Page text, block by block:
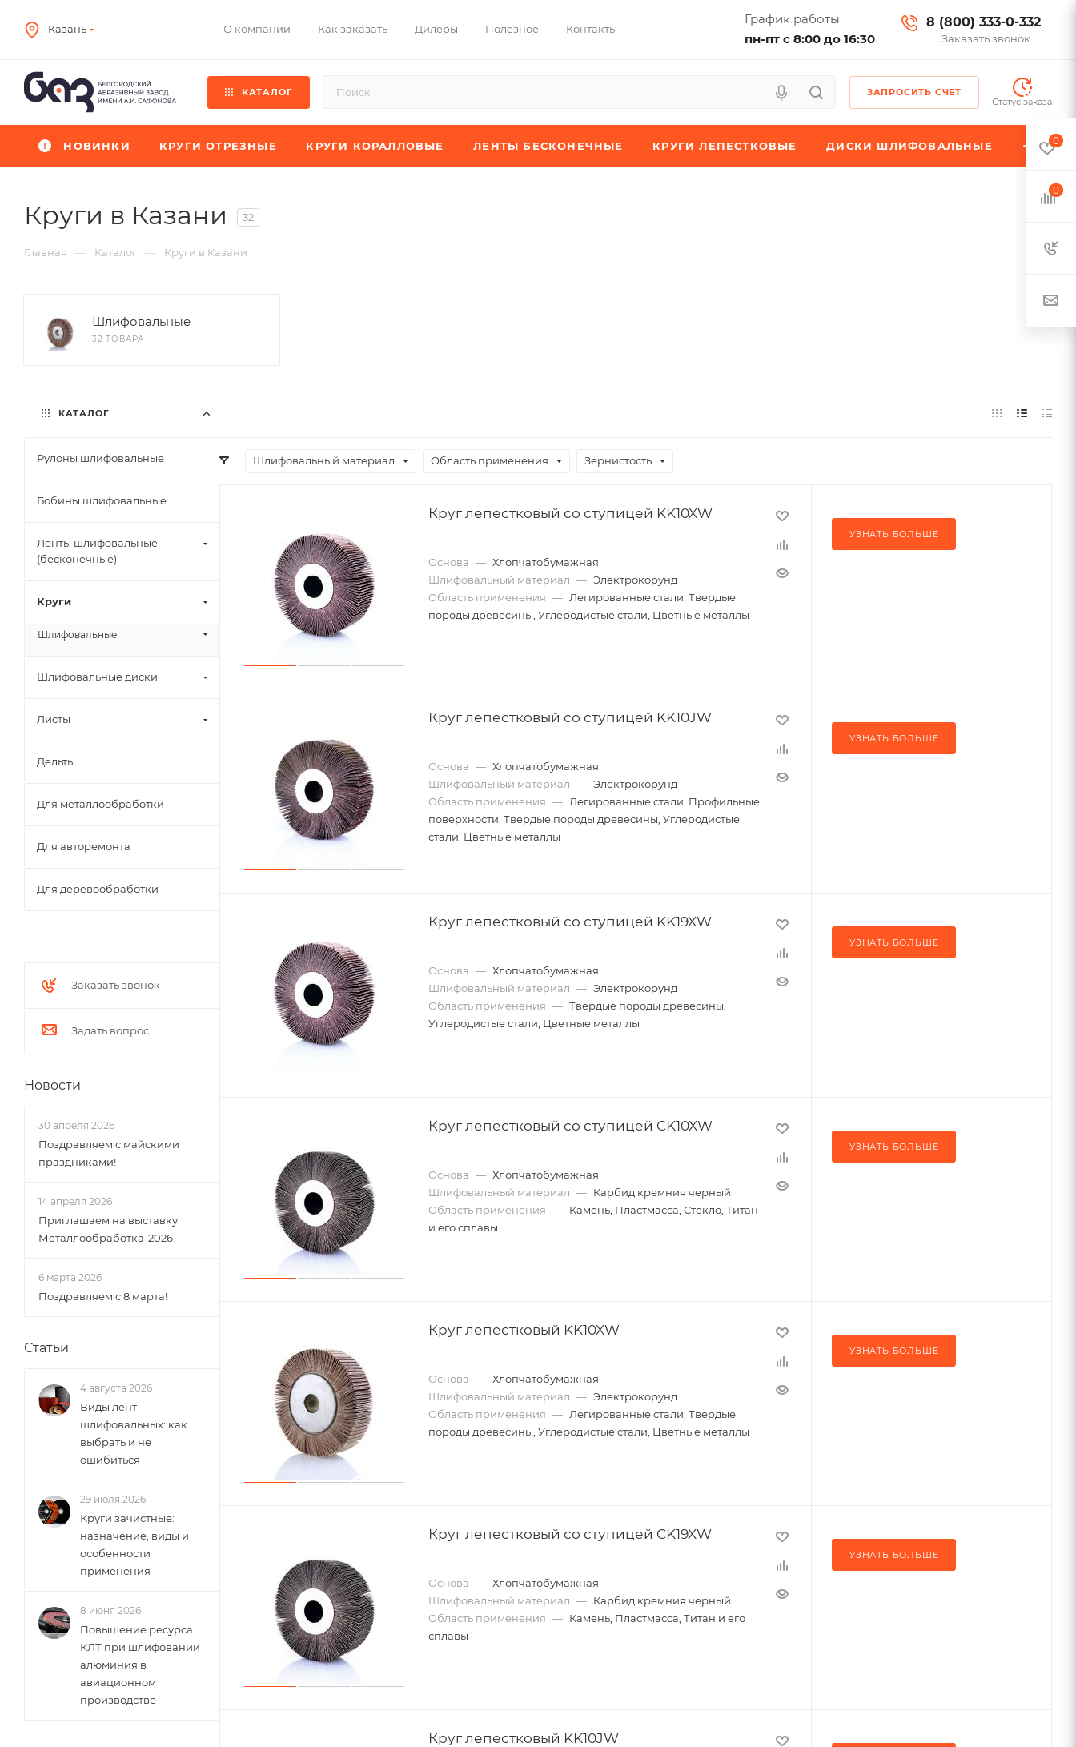
Казань О компании Как заказать Дилеры Полезное Контакты
График работы
пн-пт с 8:00 до 16:30
8 (800) 333-0-332
Заказать звонок
КАТАЛОГ
ЗАПРОСИТЬ СЧЕТ
Статус заказа
НОВИНКИ КРУГИ ОТРЕЗНЫЕ КРУГИ КОРАЛЛОВЫЕ ЛЕНТЫ БЕСКОНЕЧНЫЕ КРУГИ ЛЕПЕСТКОВЫЕ ДИСКИ ШЛИФОВАЛЬНЫЕ
Круги в Казани 32
Главная — Каталог — Круги в Казани
Шлифовальные
32 ТОВАРА
Шлифовальный материал Область применения Зернистость
Круг лепестковый со ступицей KK10XW
Основа — Хлопчатобумажная
Шлифовальный материал — Электрокорунд
Область применения — Легированные стали, Твердые
породы древесины, Углеродистые стали, Цветные металлы
УЗНАТЬ БОЛЬШЕ
Круг лепестковый со ступицей KK10JW
Основа — Хлопчатобумажная
Шлифовальный материал — Электрокорунд
Область применения — Легированные стали, Профильные
поверхности, Твердые породы древесины, Углеродистые
стали, Цветные металлы
УЗНАТЬ БОЛЬШЕ
Круг лепестковый со ступицей KK19XW
Основа — Хлопчатобумажная
Шлифовальный материал — Электрокорунд
Область применения — Твердые породы древесины,
Углеродистые стали, Цветные металлы
УЗНАТЬ БОЛЬШЕ
Круг лепестковый со ступицей CK10XW
Основа — Хлопчатобумажная
Шлифовальный материал — Карбид кремния черный
Область применения — Камень, Пластмасса, Стекло, Титан
и его сплавы
УЗНАТЬ БОЛЬШЕ
Круг лепестковый KK10XW
Основа — Хлопчатобумажная
Шлифовальный материал — Электрокорунд
Область применения — Легированные стали, Твердые
породы древесины, Углеродистые стали, Цветные металлы
УЗНАТЬ БОЛЬШЕ
Круг лепестковый со ступицей CK19XW
Основа — Хлопчатобумажная
Шлифовальный материал — Карбид кремния черный
Область применения — Камень, Пластмасса, Титан и его
сплавы
УЗНАТЬ БОЛЬШЕ
Круг лепестковый KK10JW
КАТАЛОГ
Рулоны шлифовальные
Бобины шлифовальные
Ленты шлифовальные
(бесконечные)
Круги
Шлифовальные
Шлифовальные диски
Листы
Дельты
Для металлообработки
Для авторемонта
Для деревообработки
Заказать звонок
Задать вопрос
Новости
30 апреля 2026
Поздравляем с майскими
праздниками!
14 апреля 2026
Приглашаем на выставку
Металлообработка-2026
6 марта 2026
Поздравляем с 8 марта!
Статьи
4 августа 2026
Виды лент
шлифовальных: как
выбрать и не
ошибиться
29 июля 2026
Круги зачистные:
назначение, виды и
особенности
применения
8 июня 2026
Повышение ресурса
КЛТ при шлифовании
алюминия в
авиационном
производстве
0
0